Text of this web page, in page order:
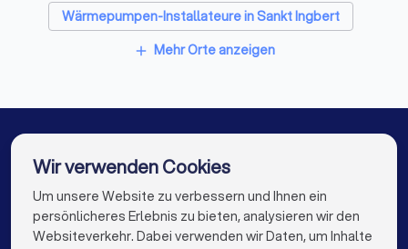
Bodenleger in Neunkirchen/Saar
Wärmepumpen-Installateure in Sankt Ingbert
Wärmepumpen-Installateure in Merchweiler
Wärmepumpen-Installateure in Illingen (Saarland)
Wärmepumpen-Installateure in Homburg
Wärmepumpen-Installateure in Berlin
add Mehr Orte anzeigen
Die besten Wärmepumpen-Installateure für Sie
info@trustlocal.de
Wir verwenden Cookies
Um unsere Website zu verbessern und Ihnen ein
persönlicheres Erlebnis zu bieten, analysieren wir den
Websiteverkehr. Dabei verwenden wir Daten, um Inhalte